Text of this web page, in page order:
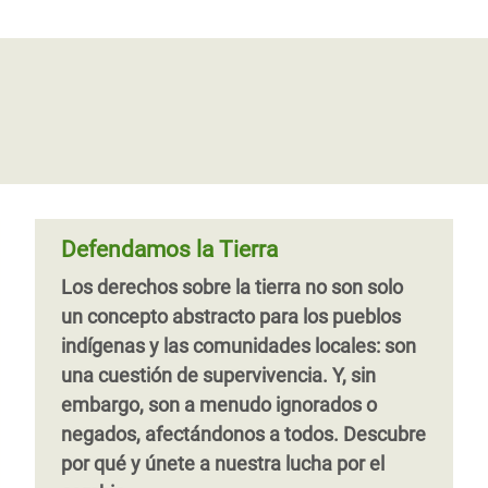
futuro mejor
Tuzamurane cultivan y venden piñas, y ya
no viven atrapadas en un círculo vicioso
de falta de ingresos.
Página 1
Siguiente
página
Defendamos la Tierra
Los derechos sobre la tierra no son solo
un concepto abstracto para los pueblos
indígenas y las comunidades locales: son
una cuestión de supervivencia. Y, sin
embargo, son a menudo ignorados o
negados, afectándonos a todos. Descubre
por qué y únete a nuestra lucha por el